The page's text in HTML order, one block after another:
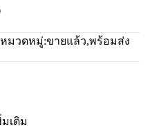
หมวดหมู่:ขายแล้ว,พร้อมส่ง
เติม